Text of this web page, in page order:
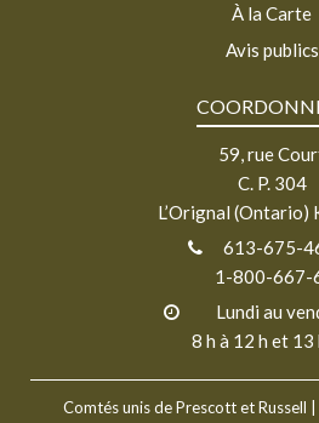
À la Carte
Avis publics
59, rue
C. P. 304
L’Orignal (Ontario)
613-675-
1-800-667-
Lundi au
8 h à 12 h et 13
Comtés unis de Prescott et Russell